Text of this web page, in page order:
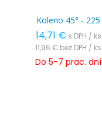
Koleno 45° - 225
14,71 € s DPH / ks
11,96 € bez DPH / ks
Do 5-7 prac. dní